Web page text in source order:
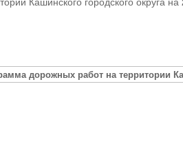
дорожных работ на территории